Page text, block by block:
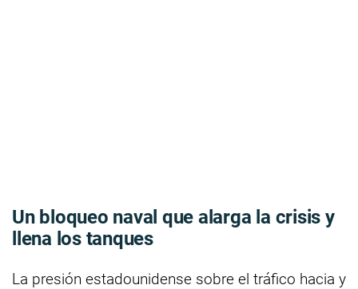
Un bloqueo naval que alarga la crisis y
llena los tanques
La presión estadounidense sobre el tráfico hacia y